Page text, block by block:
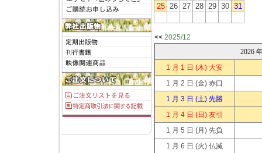
25 26 27 28 29 30 31
<< 2025/12
2026
1 月 1 日 (木) 大安
1 月 2 日 (金) 赤口
1 月 3 日 (土) 先勝
1 月 4 日 (日) 友引
1 月 5 日 (月) 先負
1 月 6 日 (火) 仏滅